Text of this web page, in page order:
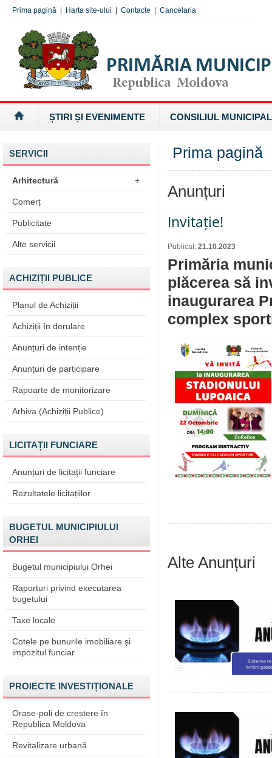
Prima pagină Harta site-ului Contacte Cancelaria
ȘTIRI ȘI EVENIMENTE CONSILIUL MUNICIPAL
SERVICII
Arhitectură +
Comerț
Publicitate
Alte servicii
ACHIZIȚII PUBLICE
Planul de Achiziții
Achiziții în derulare
Anunțuri de intenție
Anunțuri de participare
Rapoarte de monitorizare
Arhiva (Achiziții Publice)
LICITAȚII FUNCIARE
Anunțuri de licitații funciare
Rezultatele licitațiilor
BUGETUL MUNICIPIULUI
ORHEI
Bugetul municipiului Orhei
Raporturi privind executarea
bugetului
Taxe locale
Cotele pe bunurile imobiliare și
impozitul funciar
PROIECTE INVESTIȚIONALE
Orașe-poli de creștere în
Republica Moldova
Revitalizare urbană
Prima pagină
Anunțuri
Invitație!
Publicat: 21.10.2023
Primăria
plăcerea să
inaugurarea
complex
Alte Anunțuri